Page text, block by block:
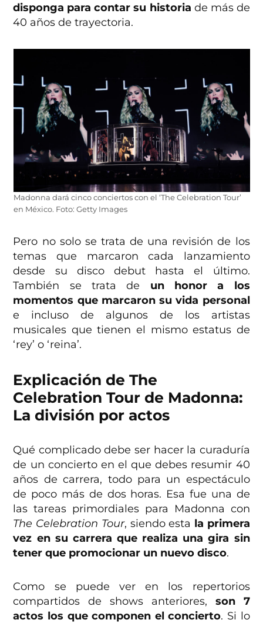
disponga para contar su historia de más de
40 años de trayectoria.
Madonna dará cinco conciertos con el ‘The Celebration Tour’
en México. Foto: Getty Images
Pero no solo se trata de una revisión de los
temas que marcaron cada lanzamiento
desde su disco debut hasta el último.
También se trata de un honor a los
momentos que marcaron su vida personal
e incluso de algunos de los artistas
musicales que tienen el mismo estatus de
‘rey’ o ‘reina’.
Explicación de The
Celebration Tour de Madonna:
La división por actos
Qué complicado debe ser hacer la curaduría
de un concierto en el que debes resumir 40
años de carrera, todo para un espectáculo
de poco más de dos horas. Esa fue una de
las tareas primordiales para Madonna con
The Celebration Tour, siendo esta la primera
vez en su carrera que realiza una gira sin
tener que promocionar un nuevo disco.
Como se puede ver en los repertorios
compartidos de shows anteriores, son 7
actos los que componen el concierto. Si lo